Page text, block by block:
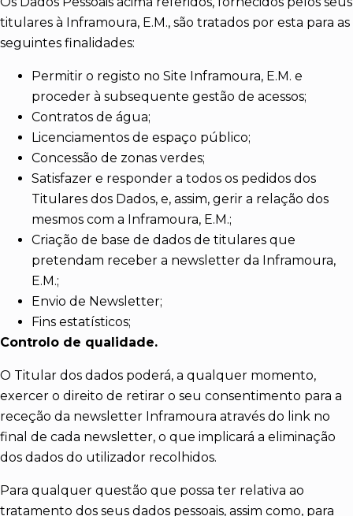
titulares à Inframoura, E.M., são tratados por esta para as
seguintes finalidades:
Permitir o registo no Site Inframoura, E.M. e
proceder à subsequente gestão de acessos;
Contratos de água;
Licenciamentos de espaço público;
Concessão de zonas verdes;
Satisfazer e responder a todos os pedidos dos
Titulares dos Dados, e, assim, gerir a relação dos
mesmos com a Inframoura, E.M.;
Criação de base de dados de titulares que
pretendam receber a newsletter da Inframoura,
E.M.;
Envio de Newsletter;
Fins estatísticos;
Controlo de qualidade.
O Titular dos dados poderá, a qualquer momento,
exercer o direito de retirar o seu consentimento para a
receção da newsletter Inframoura através do link no
final de cada newsletter, o que implicará a eliminação
dos dados do utilizador recolhidos.
Para qualquer questão que possa ter relativa ao
tratamento dos seus dados pessoais, assim como, para